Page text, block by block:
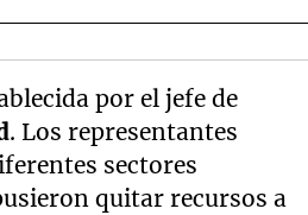
por el jefe de
. Los representantes
sectores
quitar recursos a